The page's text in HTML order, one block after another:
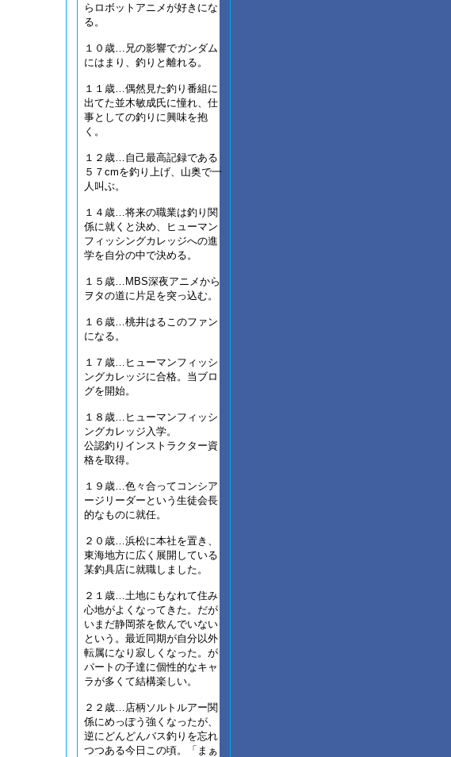
らロボットアニメが好きにな
る。
１０歳…兄の影響でガンダム
にはまり、釣りと離れる。
１１歳…偶然見た釣り番組に
出てた並木敏成氏に憧れ、仕
事としての釣りに興味を抱
く。
１２歳…自己最高記録である
５７cmを釣り上げ、山奥で一
人叫ぶ。
１４歳…将来の職業は釣り関
係に就くと決め、ヒューマン
フィッシングカレッジへの進
学を自分の中で決める。
１５歳…MBS深夜アニメから
ヲタの道に片足を突っ込む。
１６歳…桃井はるこのファン
になる。
１７歳…ヒューマンフィッシ
ングカレッジに合格。当ブロ
グを開始。
１８歳…ヒューマンフィッシ
ングカレッジ入学。
公認釣りインストラクター資
格を取得。
１９歳…色々合ってコンシア
ージリーダーという生徒会長
的なものに就任。
２０歳…浜松に本社を置き、
東海地方に広く展開している
某釣具店に就職しました。
２１歳…土地にもなれて住み
心地がよくなってきた。だが
いまだ静岡茶を飲んでいない
という。最近同期が自分以外
転属になり寂しくなった。が
パートの子達に個性的なキャ
ラが多くて結構楽しい。
２２歳…店柄ソルトルアー関
係にめっぽう強くなったが、
逆にどんどんバス釣りを忘れ
つつある今日この頃。「まぁ